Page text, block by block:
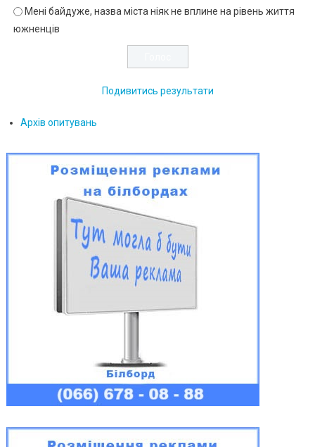
Мені байдуже, назва міста ніяк не вплине на рівень життя
южненців
Подивитись результати
Архів опитувань